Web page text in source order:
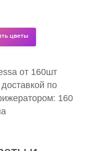
цветы
от 160шт
по
160